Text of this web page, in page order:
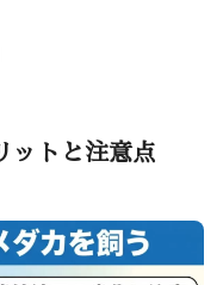
ットと注意点